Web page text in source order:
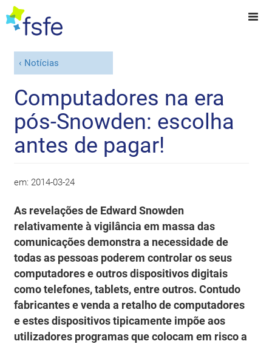
Notícias
Computadores na era
pós-Snowden: escolha
antes de pagar!
em: 2014-03-24
As revelações de Edward Snowden
relativamente à vigilância em massa das
comunicações demonstra a necessidade de
todas as pessoas poderem controlar os seus
computadores e outros dispositivos digitais
como telefones, tablets, entre outros. Contudo
fabricantes e venda a retalho de computadores
e estes dispositivos tipicamente impõe aos
utilizadores programas que colocam em risco a